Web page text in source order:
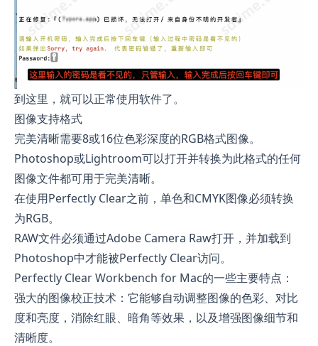
到这里，就可以正常使用软件了。
图像支持格式
完美清晰需要8或16位色彩深度的RGB格式图像。
Photoshop或Lightroom可以打开并转换为此格式的任何
图像文件都可用于完美清晰。
在使用Perfectly Clear之前，单色和CMYK图像必须转换
为RGB。
RAW文件必须通过Adobe Camera Raw打开，并加载到
Photoshop中才能被Perfectly Clear访问。
Perfectly Clear Workbench for Mac的一些主要特点：
强大的图像校正技术：它能够自动调整图像的色彩、对比
度和亮度，消除红眼、暗角等效果，以及增强图像细节和
清晰度。